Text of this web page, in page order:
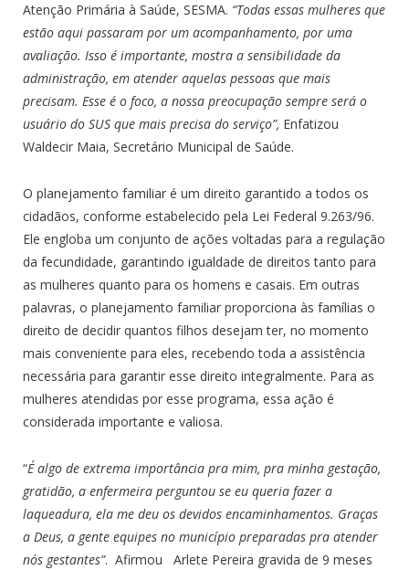
Atenção Primária à Saúde, SESMA. “Todas essas mulheres que
estão aqui passaram por um acompanhamento, por uma
avaliação. Isso é importante, mostra a sensibilidade da
administração, em atender aquelas pessoas que mais
precisam. Esse é o foco, a nossa preocupação sempre será o
usuário do SUS que mais precisa do serviço”, Enfatizou
Waldecir Maia, Secretário Municipal de Saúde.
O planejamento familiar é um direito garantido a todos os
cidadãos, conforme estabelecido pela Lei Federal 9.263/96.
Ele engloba um conjunto de ações voltadas para a regulação
da fecundidade, garantindo igualdade de direitos tanto para
as mulheres quanto para os homens e casais. Em outras
palavras, o planejamento familiar proporciona às famílias o
direito de decidir quantos filhos desejam ter, no momento
mais conveniente para eles, recebendo toda a assistência
necessária para garantir esse direito integralmente. Para as
mulheres atendidas por esse programa, essa ação é
considerada importante e valiosa.
“É algo de extrema importância pra mim, pra minha gestação,
gratidão, a enfermeira perguntou se eu queria fazer a
laqueadura, ela me deu os devidos encaminhamentos. Graças
a Deus, a gente equipes no município preparadas pra atender
nós gestantes”. Afirmou Arlete Pereira gravida de 9 meses